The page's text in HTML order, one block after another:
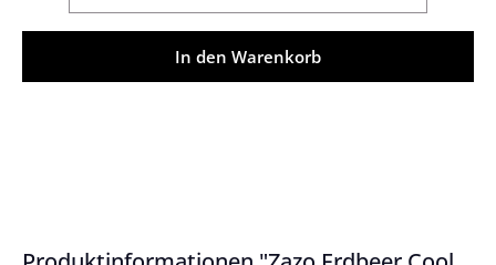
In den Warenkorb